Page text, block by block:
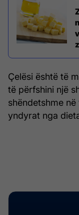
Çelësi është të
të përfshini një
shëndetshme
yndyrat nga